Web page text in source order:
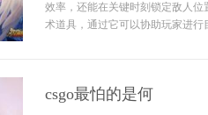
效率，还能在关键时刻锁定敌人
术道具，通过它可以协助玩家进
csgo最怕的是何